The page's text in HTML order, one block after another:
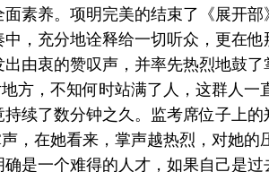
素养。项明完美的结束了《展开部
，充分地诠释给一切听众，更在他
由衷的赞叹声，并率先热烈地鼓了
方，不知何时站满了人，这群人一
续了数分钟之久。监考席位子上的
，在她看来，掌声越热烈，对她的
是一个难得的人才，如果自己是过